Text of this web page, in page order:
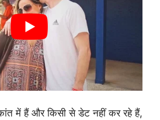
में हैं और किसी से डेट नहीं कर रहे हैं,